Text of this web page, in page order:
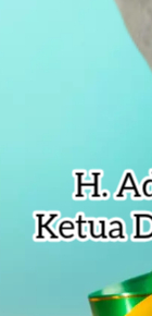
Raih Emas
6 Tersangka